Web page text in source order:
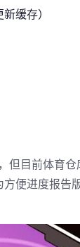
缓存）
但目前体育仓
便进度报告